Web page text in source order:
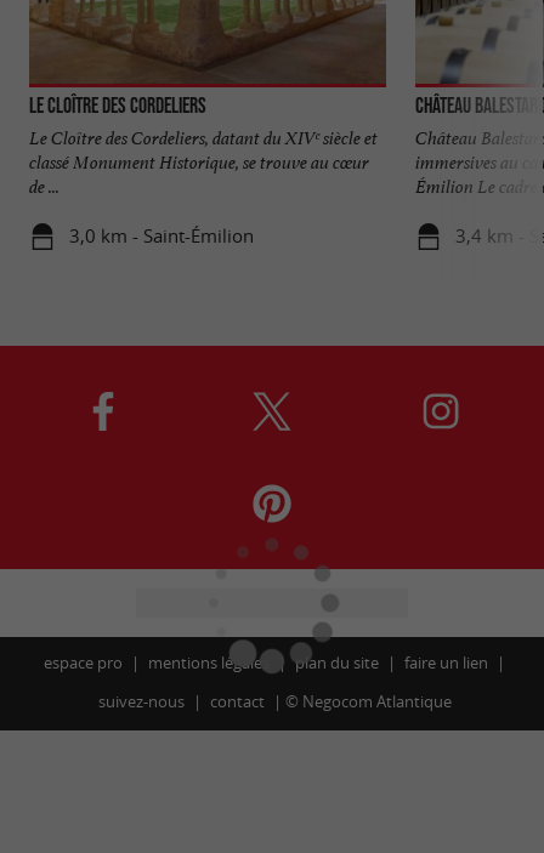
Le Cloître des Cordeliers
Le Cloître des Cordeliers, datant du XIVᵉ siècle et
classé Monument Historique, se trouve au cœur
de ...
3,0 km - Saint-Émilion
Château
Château
immersives au
Émilion Le cadre
3,4 km -
espace pro mentions légales plan du site
faire un lien
suivez-nous
contact © Negocom Atlantique